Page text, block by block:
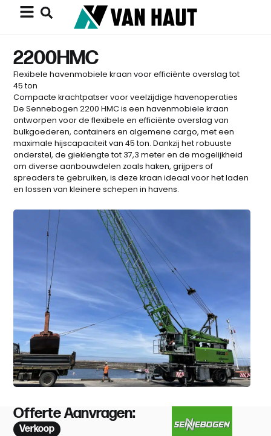
2200HMC
Flexibele havenmobiele kraan voor efficiënte overslag tot
45 ton
Compacte krachtpatser voor veelzijdige havenoperaties
De Sennebogen 2200 HMC is een havenmobiele kraan
ontworpen voor de flexibele en efficiënte overslag van
bulkgoederen, containers en algemene cargo, met een
maximale hijscapaciteit van 45 ton. Dankzij het robuuste
onderstel, de gieklengte tot 37,3 meter en de mogelijkheid
om diverse aanbouwdelen zoals haken, grijpers of
spreaders te gebruiken, is deze kraan ideaal voor het laden
en lossen van kleinere schepen in havens.
Offerte Aanvragen:
Verkoop